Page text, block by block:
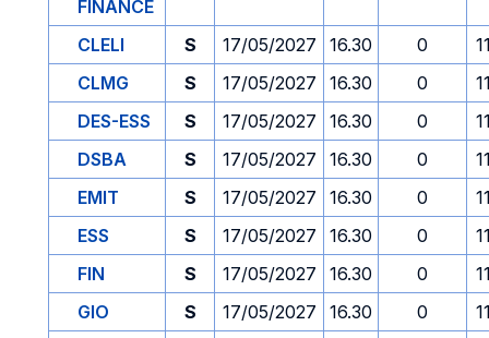
FINANCE
CLELI S 17/05/2027 16.30 0
CLMG
S 17/05/2027 16.30 0
DES-ESS
S 17/05/2027 16.30 0
DSBA
S 17/05/2027 16.30 0
EMIT
S 17/05/2027 16.30 0
ESS
S 17/05/2027 16.30 0
FIN
S 17/05/2027 16.30 0
GIO
S 17/05/2027 16.30 0